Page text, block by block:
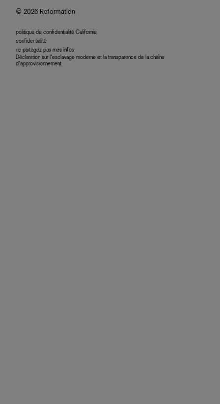
© 2026 Reformation
politique de confidentialité Californie
confidentialité
ne partagez pas mes infos
Déclaration sur l’esclavage moderne et la transparence de la chaîne
d’approvisionnement